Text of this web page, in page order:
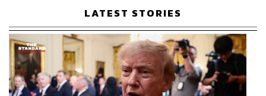
ข้อมูลที่ใช้ในงานชิ้นนี้ เก็บรวบรวมโดยเครื่องมือวิเคราะห์
ข้อมูลโซเชียล ‘Zocial Eye’ ของ Wisesight ถือเป็นอีกหนึ่ง
ความสำเร็จของการร่วมมือกันระหว่างสื่อและ Wisesight ที่
จะนำเสนอข้อมูลโซเชียลที่ไม่ได้อยู่เพียงแค่ในเครื่องมือ แต่
ยังสามารถเชื่อมต่อกับสื่อและถูกเผยแพร่ไปยังทุกคนได้
LATEST STORIES